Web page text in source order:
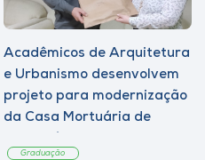
Acadêmicos de Arquitetura
e Urbanismo desenvolvem
projeto para modernização
da Casa Mortuária de
Graduação